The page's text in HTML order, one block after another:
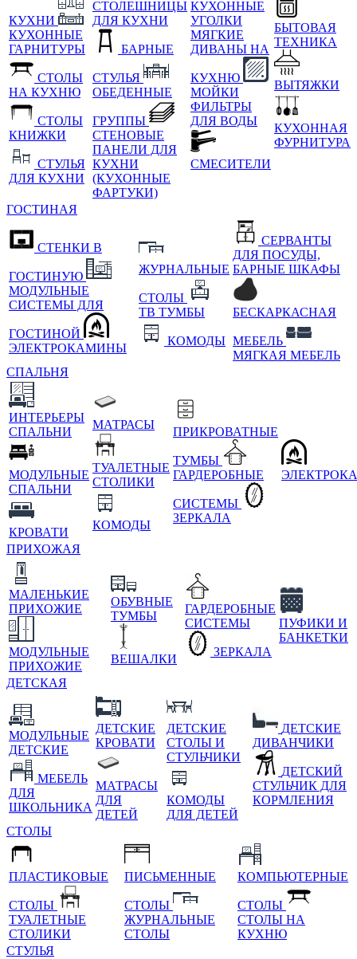
КУХНИ
КУХОННЫЕ
ГАРНИТУРЫ
СТОЛЫ
НА КУХНЮ
СТОЛЫ
КНИЖКИ
СТУЛЬЯ
ДЛЯ КУХНИ
СТОЛЕШНИЦЫ
ДЛЯ КУХНИ
БАРНЫЕ
СТУЛЬЯ
ОБЕДЕННЫЕ
ГРУППЫ
СТЕНОВЫЕ
ПАНЕЛИ ДЛЯ
КУХНИ
(КУХОННЫЕ
ФАРТУКИ)
КУХОННЫЕ
УГОЛКИ
МЯГКИЕ
ДИВАНЫ НА
КУХНЮ
МОЙКИ
ФИЛЬТРЫ
ДЛЯ ВОДЫ
СМЕСИТЕЛИ
БЫТОВАЯ
ТЕХНИКА
ВЫТЯЖКИ
КУХОННАЯ
ФУРНИТУРА
ГОСТИНАЯ
СТЕНКИ В
ГОСТИНУЮ
МОДУЛЬНЫЕ
СИСТЕМЫ ДЛЯ
ГОСТИНОЙ
ЭЛЕКТРОКАМИНЫ
ЖУРНАЛЬНЫЕ
СТОЛЫ
ТВ ТУМБЫ
КОМОДЫ
СЕРВАНТЫ
ДЛЯ ПОСУДЫ,
БАРНЫЕ ШКАФЫ
БЕСКАРКАСНАЯ
МЕБЕЛЬ
МЯГКАЯ МЕБЕЛЬ
СПАЛЬНЯ
ИНТЕРЬЕРЫ
СПАЛЬНИ
МОДУЛЬНЫЕ
СПАЛЬНИ
КРОВАТИ
МАТРАСЫ
ТУАЛЕТНЫЕ
СТОЛИКИ
КОМОДЫ
ПРИКРОВАТНЫЕ
ТУМБЫ
ГАРДЕРОБНЫЕ
СИСТЕМЫ
ЗЕРКАЛА
ПРИХОЖАЯ
МАЛЕНЬКИЕ
ПРИХОЖИЕ
МОДУЛЬНЫЕ
ПРИХОЖИЕ
ОБУВНЫЕ
ТУМБЫ
ВЕШАЛКИ
ГАРДЕРОБНЫЕ
СИСТЕМЫ
ЗЕРКАЛА
ПУФИКИ И
БАНКЕТКИ
ДЕТСКАЯ
МОДУЛЬНЫЕ
ДЕТСКИЕ
МЕБЕЛЬ
ДЛЯ
ШКОЛЬНИКА
ДЕТСКИЕ
КРОВАТИ
МАТРАСЫ
ДЛЯ
ДЕТЕЙ
ДЕТСКИЕ
СТОЛЫ И
СТУЛЬЧИКИ
КОМОДЫ
ДЛЯ ДЕТЕЙ
ДЕТСКИЕ
ДИВАНЧИКИ
ДЕТСКИЙ
СТУЛЬЧИК ДЛЯ
КОРМЛЕНИЯ
СТОЛЫ
ПЛАСТИКОВЫЕ
СТОЛЫ
ТУАЛЕТНЫЕ
СТОЛИКИ
ПИСЬМЕННЫЕ
СТОЛЫ
ЖУРНАЛЬНЫЕ
СТОЛЫ
КОМПЬЮТЕРНЫЕ
СТОЛЫ
СТОЛЫ НА
КУХНЮ
СТУЛЬЯ